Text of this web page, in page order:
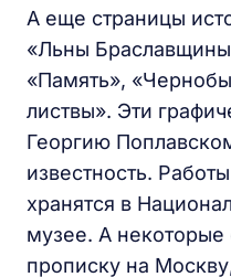
А еще страницы
«Льны
«Память»,
листвы». Эти
Георгию
известность.
хранятся в
музее. А
прописку на